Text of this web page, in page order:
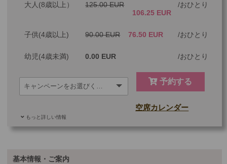
大人(8歳以上）
125.00 EUR
106.25 EUR
おひとり
子供(4歳以上) 90.00 EUR 76.50 EUR おひとり
幼児(4歳未満) 0.00 EUR おひとり
予約する
もっと詳しい情報
空席カレンダー
基本情報・ご案内